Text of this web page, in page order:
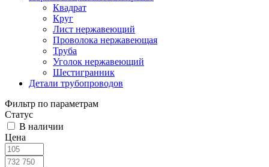
Квадрат
Круг
Лист нержавеющий
Проволока нержавеющая
Труба
Уголок нержавеющий
Шестигранник
Детали трубопроводов
Фильтр по параметрам
Статус
В наличии
Цена